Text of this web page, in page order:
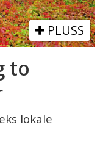
PLUSS
to
lokale